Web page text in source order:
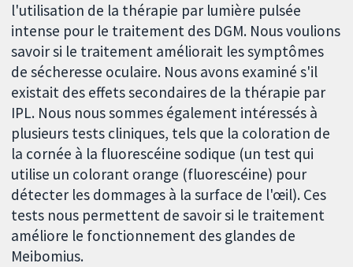
l'utilisation de la thérapie par lumière pulsée
intense pour le traitement des DGM. Nous voulions
savoir si le traitement améliorait les symptômes
de sécheresse oculaire. Nous avons examiné s'il
existait des effets secondaires de la thérapie par
IPL. Nous nous sommes également intéressés à
plusieurs tests cliniques, tels que la coloration de
la cornée à la fluorescéine sodique (un test qui
utilise un colorant orange (fluorescéine) pour
détecter les dommages à la surface de l'œil). Ces
tests nous permettent de savoir si le traitement
améliore le fonctionnement des glandes de
Meibomius.